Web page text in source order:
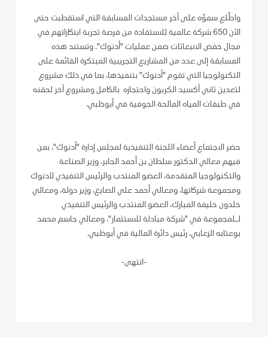
واطّلع سموّه على آخر مستجدات المسابقة التي استقطبت حتى
الآن 650 شركة عالمية للاستفادة من فرصة تجربة ابتكاراتهم في
مجال خفض الانبعاثات ضمن عمليات "أدنوك". وتستند هذه
المسابقة إلى عدد من المشاريع التجريبية المبتكرة القائمة على
التكنولوجيا التي تقوم "أدنوك" بتنفيذها، بما في ذلك مشروع
لتعدين ثاني أكسيد الكربون واحتجازه بالكامل ومشروع آخر لحقنه
في طبقات المياه المالحة الجوفية في أبوظبي.
حضر الاجتماع أعضاء اللجنة التنفيذية لمجلس إدارة "أدنوك"، بمن
فيهم معالي الدكتور سلطان بن أحمد الجابر، وزير الصناعة
والتكنولوجيا المتقدمة، العضو المنتدب والرئيس التنفيذي لأدنوك
ومجموعة شركاتها، ومعالي أحمد علي الصايغ، وزير دولة، ومعالي
خلدون خليفة المبارك، العضو المنتدب والرئيس التنفيذي
لـلمجموعة في "شركة مبادلة للاستثمار"، ومعالي جاسم محمد
بوعتابه الزعابي، رئيس دائرة المالية في أبوظبي.
-انتهى-